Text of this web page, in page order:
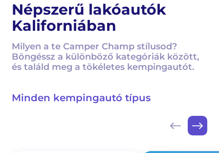
Népszerű lakóautók
Kaliforniában
Milyen a te Camper Champ stílusod?
Böngéssz a különböző kategóriák között,
és találd meg a tökéletes kempingautót.
Minden kempingautó típus